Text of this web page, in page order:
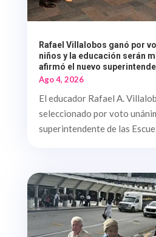
Rafael Villalobos ganó por
niños y la educación serán
afirmó el nuevo
Ago 4, 2026
El educador Rafael A.
seleccionado por voto
superintendente de las